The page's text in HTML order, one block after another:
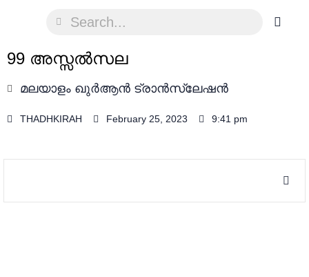
99 അസ്സല്‍സല
മലയാളം ഖുർആൻ ട്രാൻസ്ലേഷൻ
THADHKIRAH February 25, 2023 9:41 pm